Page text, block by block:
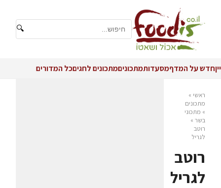
🔍
ייןחדש על המדףמסעדותמתכוניםמתכונים לחגיםכל המדורים
ראשי »
מתכונים
» מתכוני
בשר »
רוטב
לגריל
רוטב
לגריל